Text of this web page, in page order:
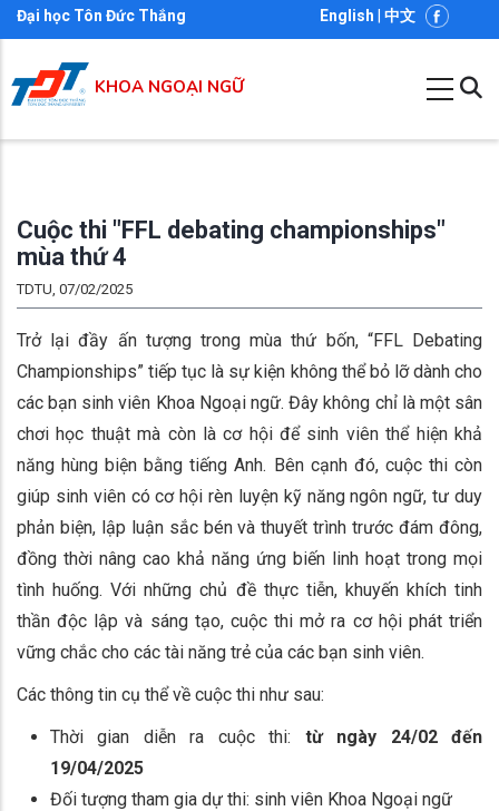
Nhảy
đến
nội
dung
Đại học Tôn Đức Thắng English 中文
KHOA NGOẠI NGỮ
Cuộc thi "FFL debating championships"
mùa thứ 4
TDTU, 07/02/2025
Trở lại đầy ấn tượng trong mùa thứ bốn, “FFL Debating
Championships” tiếp tục là sự kiện không thể bỏ lỡ dành cho
các bạn sinh viên Khoa Ngoại ngữ. Đây không chỉ là một sân
chơi học thuật mà còn là cơ hội để sinh viên thể hiện khả
năng hùng biện bằng tiếng Anh. Bên cạnh đó, cuộc thi còn
giúp sinh viên có cơ hội rèn luyện kỹ năng ngôn ngữ, tư duy
phản biện, lập luận sắc bén và thuyết trình trước đám đông,
đồng thời nâng cao khả năng ứng biến linh hoạt trong mọi
tình huống. Với những chủ đề thực tiễn, khuyến khích tinh
thần độc lập và sáng tạo, cuộc thi mở ra cơ hội phát triển
vững chắc cho các tài năng trẻ của các bạn sinh viên.
Các thông tin cụ thể về cuộc thi như sau:
Thời gian diễn ra cuộc thi: từ ngày 24/02 đến
19/04/2025
Đối tượng tham gia dự thi: sinh viên Khoa Ngoại ngữ